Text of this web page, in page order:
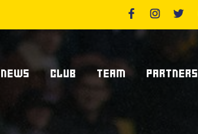
NEWS
News Zebre Parma
CLUB
Chi Siamo
Stadio Lanfranchi
TEAM
Staff Tecnico
PARTNERS